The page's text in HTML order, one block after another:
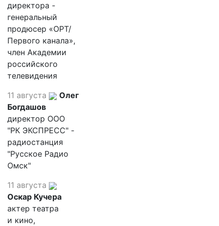
директора -
генеральный
продюсер «ОРТ/
Первого канала»,
член Академии
российского
телевидения
11 августа
Олег
Богдашов
директор ООО
"РК ЭКСПРЕСС" -
радиостанция
"Русское Радио
Омск"
11 августа
Оскар Кучера
актер театра
и кино,